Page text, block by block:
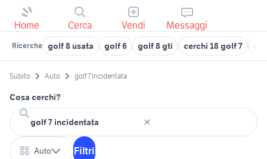
Home Cerca Vendi Messaggi
Ricerche golf 8 usata golf 6 golf 8 gti cerchi 18 golf 7
Subito Auto golf 7 incidentata
Cosa cerchi?
Auto Filtri